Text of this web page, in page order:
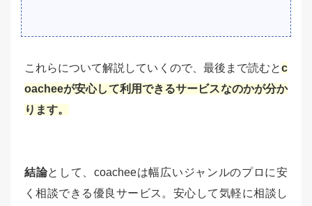
これらについて解説していくので、最後まで読むとc
oacheeが安心して利用できるサービスなのかが分か
ります。
結論として、coacheeは幅広いジャンルのプロに安
く相談できる優良サービス。安心して気軽に相談し